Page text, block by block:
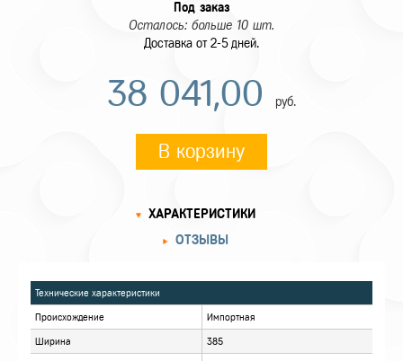
Под заказ
Осталось: больше 10 шт.
Доставка от 2-5 дней.
38 041,00 руб.
В корзину
ХАРАКТЕРИСТИКИ
ОТЗЫВЫ